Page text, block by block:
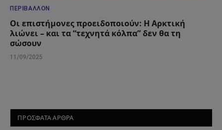
ΠΕΡΙΒΆΛΛΟΝ
Οι επιστήμονες προειδοποιούν: Η Αρκτική
λιώνει – και τα “τεχνητά κόλπα” δεν θα τη
σώσουν
11/09/2025
ΠΡΟΣΦΑΤΑ ΑΡΘΡΑ